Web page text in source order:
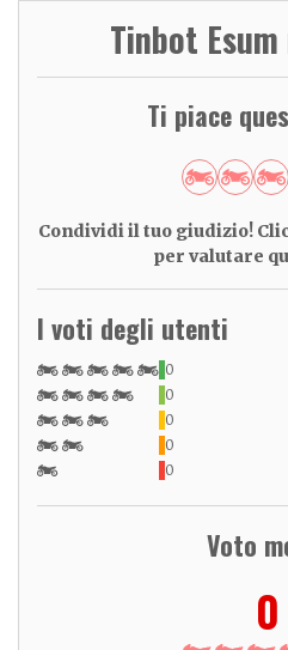
Tinbot
Ti piace
Condividi il tuo giudizio!
per valutare
I voti degli utenti
0
0
0
0
0
Voto
0